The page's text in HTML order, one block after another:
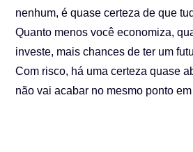
nenhum, é quase certeza de que
Quanto menos você economiza,
investe, mais chances de ter um
Com risco, há uma certeza quase
não vai acabar no mesmo ponto